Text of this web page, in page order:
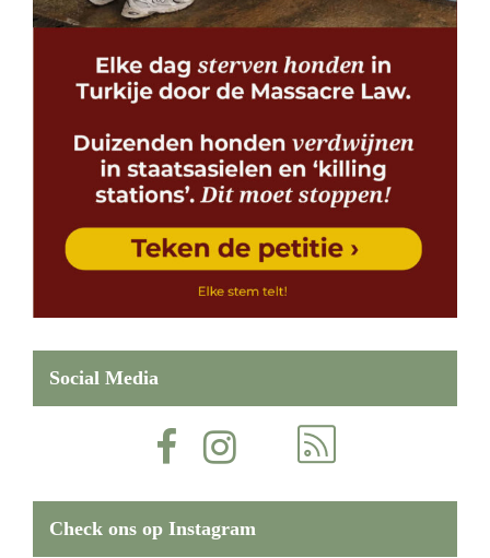
Social Media
Check ons op Instagram